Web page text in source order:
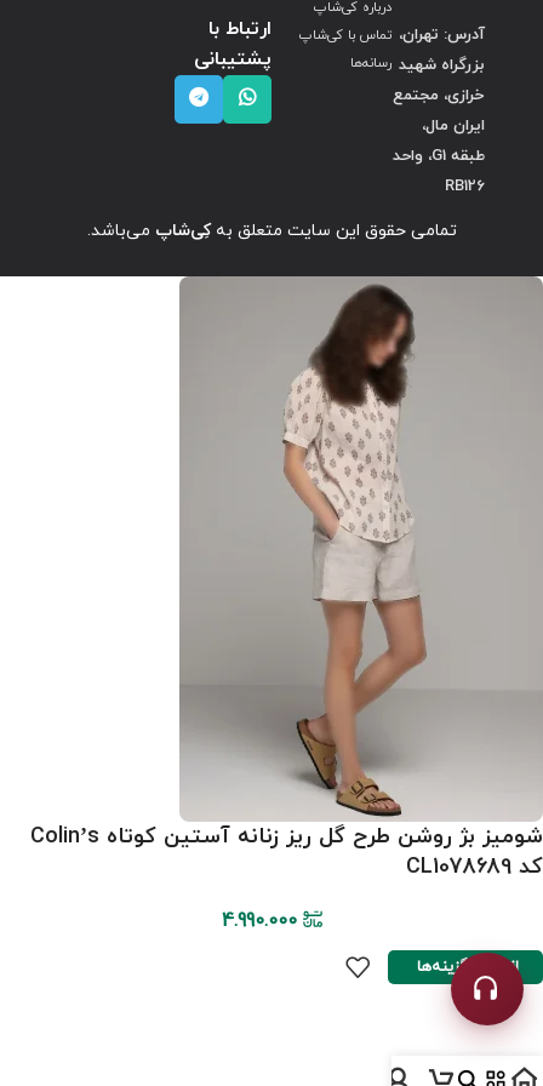
آدرس: تهران،
بزرگراه شهید
خرازی، مجتمع
ایران مال،
طبقه G1، واحد
RB126
درباره کی‌شاپ
تماس با کی‌شاپ
رسانه‌ها
ارتباط با
پشتیبانی
تمامی حقوق این سایت متعلق بهکِی‌شاپ می‌باشد.
شومیز بژ روشن طرح گل ریز زنانه آستین کوتاه Colin’s
کد CL1078689
4.990.000
انتخاب گزینه‌ها